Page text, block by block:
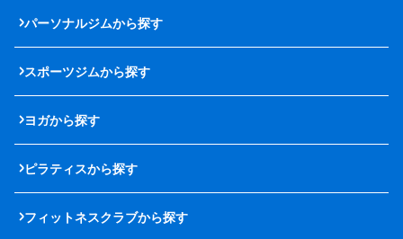
パーソナルジムから探す
スポーツジムから探す
ヨガから探す
ピラティスから探す
フィットネスクラブから探す